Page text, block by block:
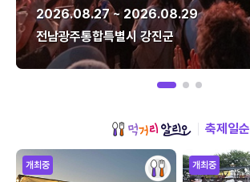
2026.08.27 ~ 2026.08.29
전남광주통합특별시 강진군
축제일순
개최중 개최중